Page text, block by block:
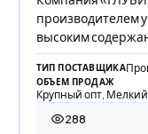
производителем
высоким
ТИП ПОСТАВЩИКА
ОБЪЕМ ПРОДАЖ
Крупный опт,
288
288 просмотров